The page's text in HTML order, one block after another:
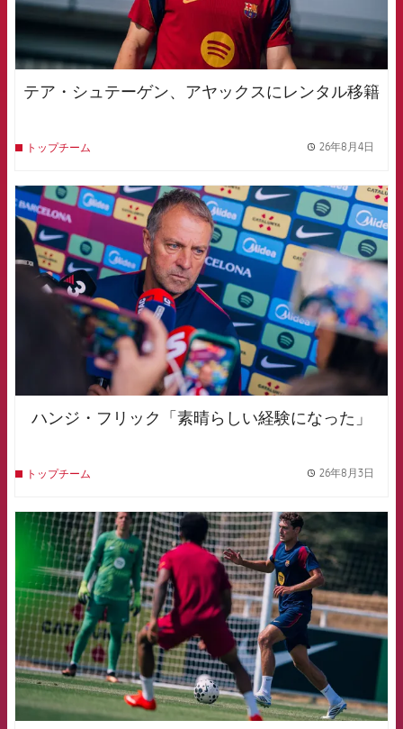
テア・シュテーゲン、アヤックスにレンタル移籍
トップチーム 26年8月4日
FCB Barcelona badge
ハンジ・フリック「素晴らしい経験になった」
トップチーム 26年8月3日
FCB Barcelona badge